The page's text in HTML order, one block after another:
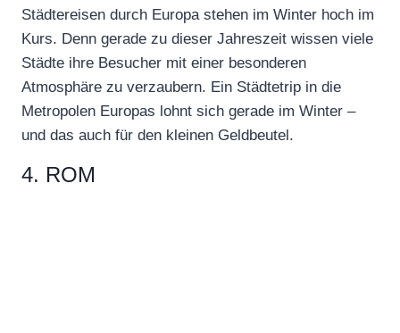
Städtereisen durch Europa stehen im Winter hoch im
Kurs. Denn gerade zu dieser Jahreszeit wissen viele
Städte ihre Besucher mit einer besonderen
Atmosphäre zu verzaubern. Ein Städtetrip in die
Metropolen Europas lohnt sich gerade im Winter –
und das auch für den kleinen Geldbeutel.
4. ROM